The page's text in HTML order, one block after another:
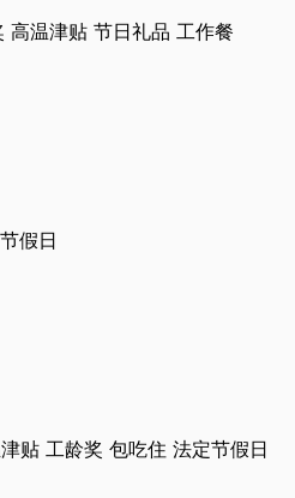
高温津贴 节日礼品 工作餐
假日
贴 工龄奖 包吃住 法定节假日